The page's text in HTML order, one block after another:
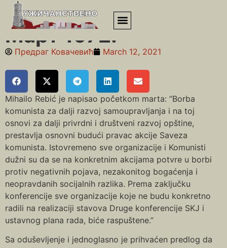
Почетна»Седамдесете»Март 1972.
Март 1972.
Предраг Ковачевић March 12, 2021
Mihailo Rebić je napisao početkom marta: “Borba
komunista za dalji razvoj samoupravljanja i na toj
osnovi za dalji privrdni i društveni razvoj opštine,
prestavlja osnovni budući pravac akcije Saveza
komunista. Istovremeno sve organizacije i Komunisti
dužni su da se na konkretnim akcijama potvre u borbi
protiv negativnih pojava, nezakonitog bogaćenja i
neopravdanih socijalnih razlika. Prema zaključku
konferencije sve organizacije koje ne budu konkretno
radili na realizaciji stavova Druge konferencije SKJ i
ustavnog plana rada, biće raspuštene.”
Sa oduševljenje i jednoglasno je prihvaćen predlog da